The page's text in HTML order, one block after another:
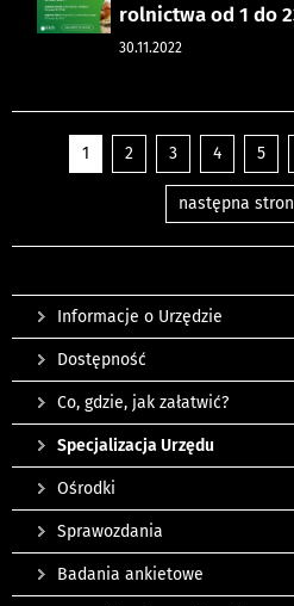
rolnictwa od 1 do
30.11.2022
1 2 3 4 5
następna
Informacje o Urzędzie
Dostępność
Co, gdzie, jak załatwić?
Specjalizacja Urzędu
Ośrodki
Sprawozdania
Badania ankietowe